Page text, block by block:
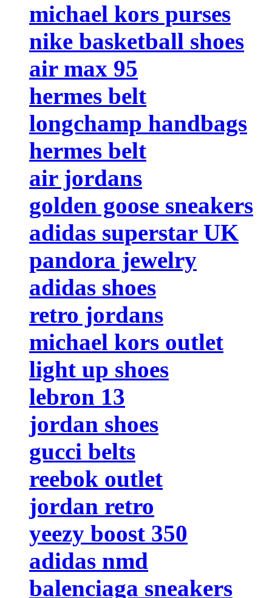
michael kors purses
nike basketball shoes
air max 95
hermes belt
longchamp handbags
hermes belt
air jordans
golden goose sneakers
adidas superstar UK
pandora jewelry
adidas shoes
retro jordans
michael kors outlet
light up shoes
lebron 13
jordan shoes
gucci belts
reebok outlet
jordan retro
yeezy boost 350
adidas nmd
balenciaga sneakers